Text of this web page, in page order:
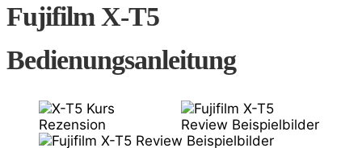
Fujifilm X-T5
Bedienungsanleitung